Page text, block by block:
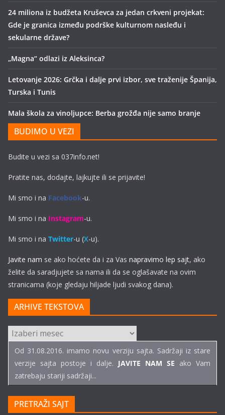
24 miliona iz budžeta Kruševca za jedan crkveni projekat:
Gde je granica između podrške kulturnom nasleđu i
sekularne države?
„Magna“ odlazi iz Aleksinca?
Letovanje 2026: Grčka i dalje prvi izbor, sve traženije Španija,
Turska i Tunis
Mala škola za vinoljupce: Berba grožđa nije samo branje
BUDIMO U VEZI
Budite u vezi sa 037info.net!
Pratite nas, dodajte, lajkujte ili se prijavite!
Mi smo i na Facebook-u.
Mi smo i na Instagram-u.
Mi smo i na Twitter-u (X-u).
Javite nam se ako hoćete da i za Vas napravimo lep sajt, ako
želite da saradjujete sa nama ili da se oglašavate na ovim
stranicama (koje gledaju hiljade ljudi svakog dana).
ARHIVE TEKSTOVA
ARHIVE
TEKSTOVA
Od 31.08.2016. imamo novu verziju sajta. Sadržaji iz stare
verzije sajta postoje i dalje. JAVITE NAM SE ako Vam
zatrebaju stariji sadržaji...
PRETRAŽI SAJT